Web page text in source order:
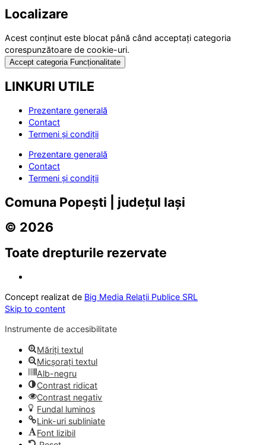
Localizare
Acest conținut este blocat până când acceptați categoria
corespunzătoare de cookie-uri.
Accept categoria Funcționalitate
LINKURI UTILE
Prezentare generală
Contact
Termeni și condiții
Prezentare generală
Contact
Termeni și condiții
Comuna Popești | județul Iași
© 2026
Toate drepturile rezervate
Concept realizat de Big Media Relații Publice SRL
Skip to content
Instrumente de accesibilitate
Măriți textul
Micșorați textul
Alb-negru
Contrast ridicat
Contrast negativ
Fundal luminos
Link-uri subliniate
Font lizibil